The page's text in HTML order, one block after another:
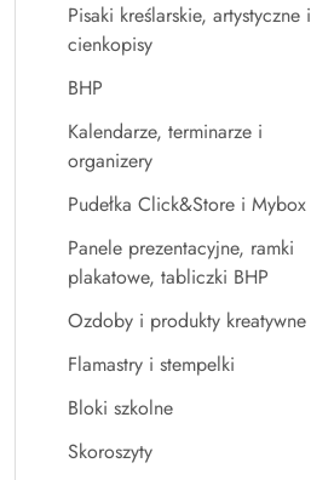
Pisaki kreślarskie, artystyczne i
cienkopisy
BHP
Kalendarze, terminarze i
organizery
Pudełka Click&Store i Mybox
Panele prezentacyjne, ramki
plakatowe, tabliczki BHP
Ozdoby i produkty kreatywne
Flamastry i stempelki
Bloki szkolne
Skoroszyty